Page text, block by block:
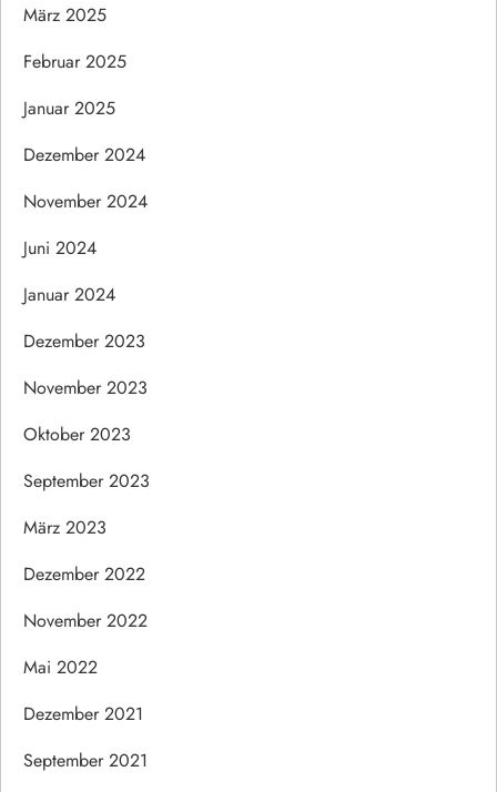
März 2025
Februar 2025
Januar 2025
Dezember 2024
November 2024
Juni 2024
Januar 2024
Dezember 2023
November 2023
Oktober 2023
September 2023
März 2023
Dezember 2022
November 2022
Mai 2022
Dezember 2021
September 2021